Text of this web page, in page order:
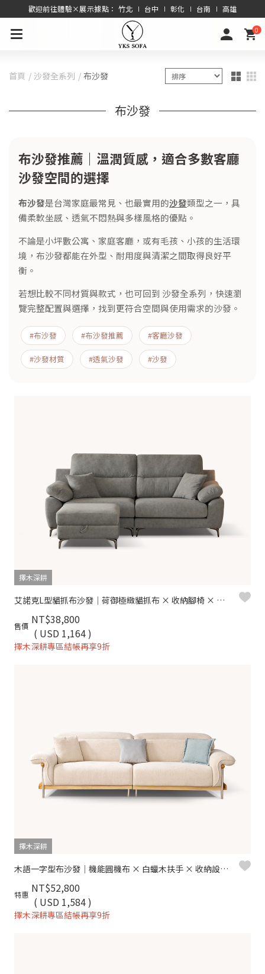
歡迎前往體驗×展示據點： 竹北 ∣ 台中 ∣ 彰化 ∣ 台南 ∣ 高雄
0
首頁 沙發全系列 布沙發
布沙發
布沙發推薦｜溫潤質感，適合多數客廳
沙發空間的選擇
布沙發是台灣家庭最常見、也最實用的沙發類型之一，具
備柔軟坐感、透氣不悶熱與多樣風格的優點。
不論是小坪數公寓、家庭客廳，或有毛孩、小孩的生活環
境，布沙發都能在外型、耐用度與清潔之間取得良好平
衡。
若想比較不同材質與款式，也可回到 沙發全系列 ，快速瀏
覽完整配置與選擇，找到更符合空間與使用需求的沙發。
#布沙發 #布沙發推薦 #客廳沙發
#沙發材質 #透氣沙發 #沙發
擇木深耕
艾諾克L型貓抓布沙發｜荷御極緻貓抓布 × 收納腳椅 × 可拆洗布套 – 擇木深耕
售價 NT$38,800
( USD 1,164 )
擇木深耕專區結帳再享9折
擇木深耕
木語一字型布沙發｜機能圓機布 × 白蠟木扶手 × 收納設計 – 擇木深耕
特惠 NT$52,800
( USD 1,584 )
擇木深耕專區結帳再享9折